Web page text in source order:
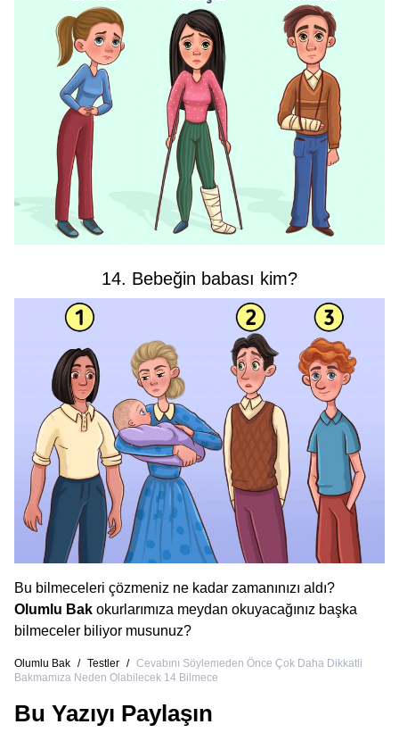
14. Bebeğin babası kim?
Bu bilmeceleri çözmeniz ne kadar zamanınızı aldı?
Olumlu Bak okurlarımıza meydan okuyacağınız başka
bilmeceler biliyor musunuz?
Olumlu Bak / Testler / Cevabını Söylemeden Önce Çok Daha Dikkatli
Bakmamıza Neden Olabilecek 14 Bilmece
Bu Yazıyı Paylaşın